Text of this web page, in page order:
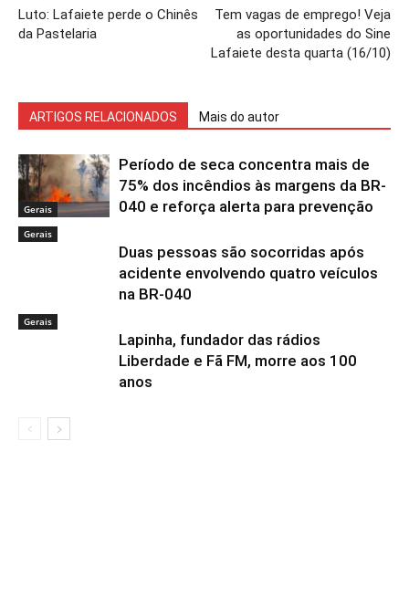
Luto: Lafaiete perde o Chinês
da Pastelaria
Tem vagas de emprego! Veja
as oportunidades do Sine
Lafaiete desta quarta (16/10)
ARTIGOS RELACIONADOS Mais do autor
Gerais
Período de seca concentra mais de
75% dos incêndios às margens da BR-
040 e reforça alerta para prevenção
Gerais
Duas pessoas são socorridas após
acidente envolvendo quatro veículos
na BR-040
Gerais
Lapinha, fundador das rádios
Liberdade e Fã FM, morre aos 100
anos